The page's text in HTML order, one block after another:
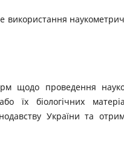
використання
щодо проведення
їх біологічних
України та